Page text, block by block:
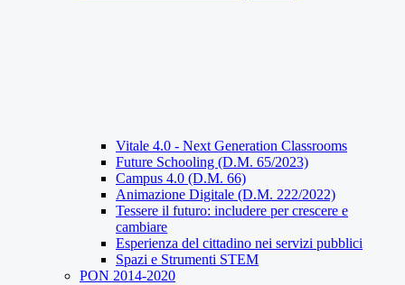
Vitale 4.0 - Next Generation Classrooms
Future Schooling (D.M. 65/2023)
Campus 4.0 (D.M. 66)
Animazione Digitale (D.M. 222/2022)
Tessere il futuro: includere per crescere e
cambiare
Esperienza del cittadino nei servizi pubblici
Spazi e Strumenti STEM
PON 2014-2020